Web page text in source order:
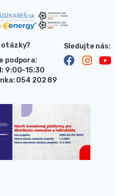
otázky?
podpora:
9:00-15:30
054 202 89